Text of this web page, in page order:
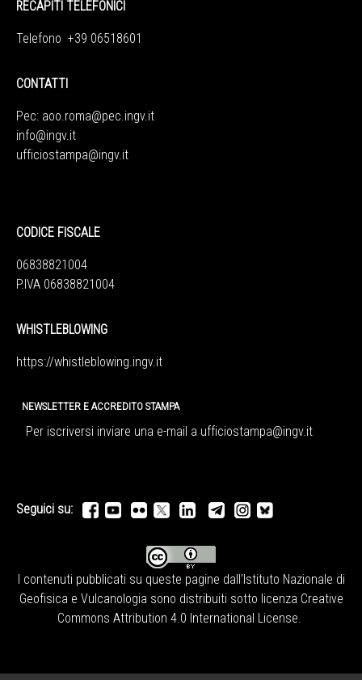
RECAPITI TELEFONICI
Telefono +39 06518601
CONTATTI
Pec: aoo.roma@pec.ingv.it
info@ingv.it
ufficiostampa@ingv.it
CODICE FISCALE
06838821004
P.IVA 06838821004
WHISTLEBLOWING
https://whistleblowing.ingv.it
NEWSLETTER E ACCREDITO STAMPA
Per iscriversi inviare una e-mail a ufficiostampa@ingv.it
Seguici su:
I contenuti pubblicati su queste pagine dall' Istituto Nazionale di
Geofisica e Vulcanologia sono distribuiti sotto licenza Creative
Commons Attribution 4.0 International License.